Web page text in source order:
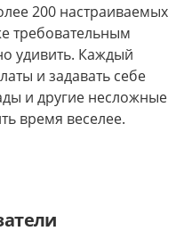
200 настраиваемых
требовательным
удивить. Каждый
и задавать себе
и другие несложные
время веселее.